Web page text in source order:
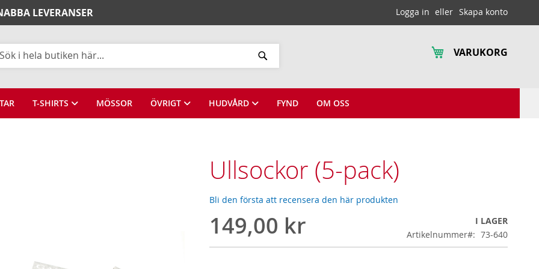
Logga in Skapa konto
LEVERANSER
VARUKORG
T-SHIRTS MÖSSOR ÖVRIGT HUDVÅRD FYND OM OSS
Ullsockor (5-pack)
Bli den första att recensera den här produkten
149,00 kr
I LAGER
Artikelnummer
73-640